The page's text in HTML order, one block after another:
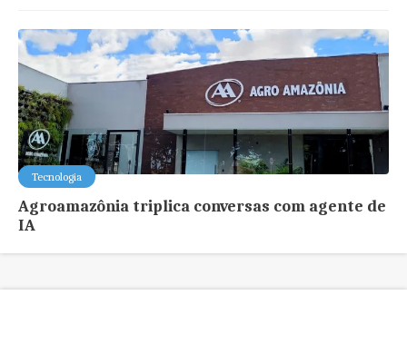
Tecnologia
Agroamazônia triplica conversas com agente de
IA